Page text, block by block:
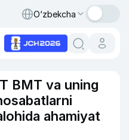
O‘zbekcha
BMT va uning
ahamiyat